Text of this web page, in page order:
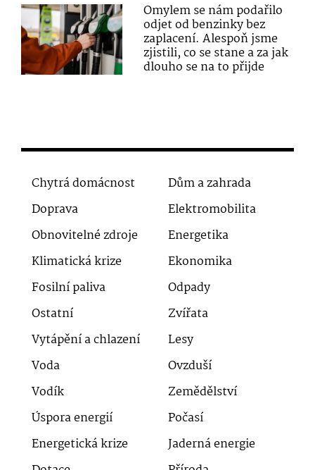
Omylem se nám podařilo
odjet od benzinky bez
zaplacení. Alespoň jsme
zjistili, co se stane a za jak
dlouho se na to přijde
Chytrá domácnost
Dům a zahrada
Doprava
Elektromobilita
Obnovitelné zdroje
Energetika
Klimatická krize
Ekonomika
Fosilní paliva
Odpady
Ostatní
Zvířata
Vytápění a chlazení
Lesy
Voda
Ovzduší
Vodík
Zemědělství
Úspora energií
Počasí
Energetická krize
Jaderná energie